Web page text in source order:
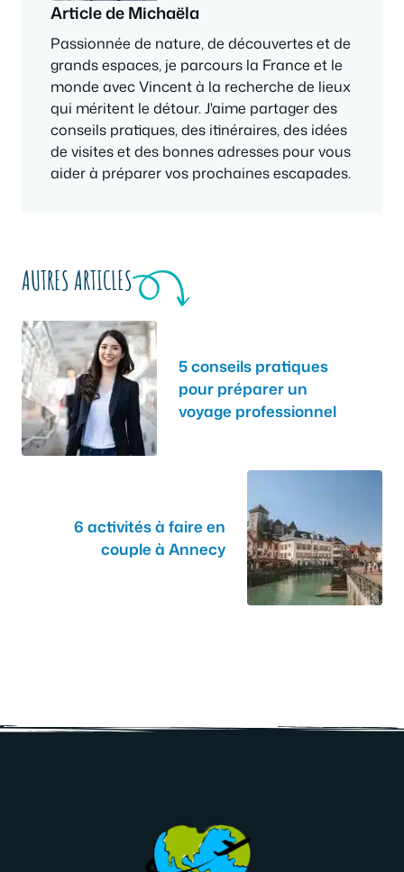
Article de Michaëla
Passionnée de nature, de découvertes et de
grands espaces, je parcours la France et le
monde avec Vincent à la recherche de lieux
qui méritent le détour. J'aime partager des
conseils pratiques, des itinéraires, des idées
de visites et des bonnes adresses pour vous
aider à préparer vos prochaines escapades.
AUTRES ARTICLES
5 conseils pratiques
pour préparer un
voyage professionnel
6 activités à faire en
couple à Annecy